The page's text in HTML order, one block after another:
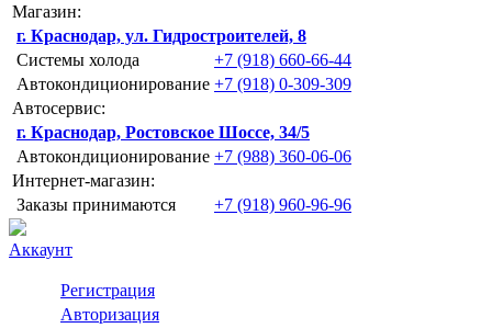
Магазин:
г. Краснодар, ул. Гидростроителей, 8
Системы холода
+7 (918) 660-66-44
Автокондиционирование +7 (918) 0-309-309
Автосервис:
г. Краснодар, Ростовское Шоссе, 34/5
Автокондиционирование +7 (988) 360-06-06
Интернет-магазин:
Заказы принимаются
+7 (918) 960-96-96
Аккаунт
Регистрация
Авторизация